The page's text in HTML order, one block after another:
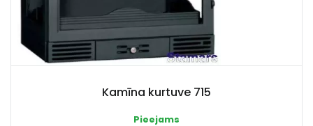
Kamīna kurtuve 715
Pieejams